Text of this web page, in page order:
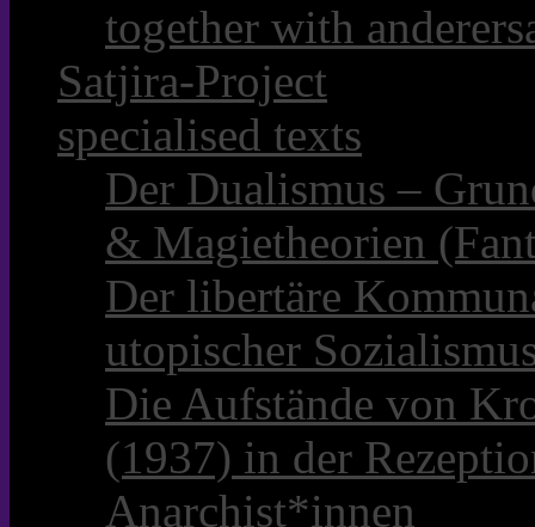
together with
Satjira-Project
specialised texts
Der Dualismus –
& Magietheorien
Der libertäre
utopischer
Die Aufstände von
(1937) in der
Anarchist*innen